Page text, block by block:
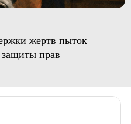
жертв пыток
прав